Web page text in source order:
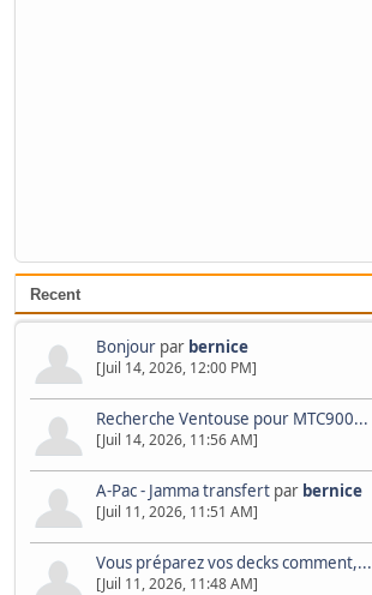
Recent
Bonjour par bernice
[Juil 14, 2026, 12:00 PM]
Recherche Ventouse pour MTC900...
[Juil 14, 2026, 11:56 AM]
A-Pac - Jamma transfert par bernice
[Juil 11, 2026, 11:51 AM]
Vous préparez vos decks comment,...
[Juil 11, 2026, 11:48 AM]